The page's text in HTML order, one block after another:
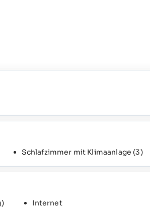
Schlafzimmer mit Klimaanlage (3)
Internet